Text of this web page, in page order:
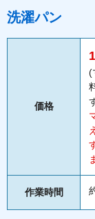
洗濯パン
価格
(
作業時間